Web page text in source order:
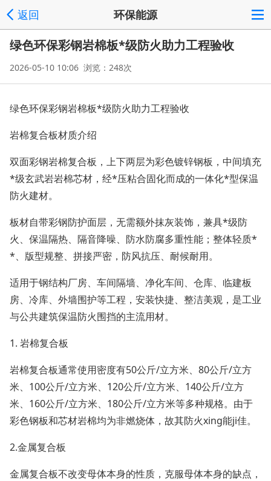
返回 环保能源
绿色环保彩钢岩棉板*级防火助力工程验收
2026-05-10 10:06 浏览：248次
绿色环保彩钢岩棉板*级防火助力工程验收
岩棉复合板材质介绍
双面彩钢岩棉复合板，上下两层为彩色镀锌钢板，中间填充
*级玄武岩岩棉芯材，经*压粘合固化而成的一体化*型保温
防火建材。
板材自带彩钢防护面层，无需额外抹灰装饰，兼具*级防
火、保温隔热、隔音降噪、防水防腐多重性能；整体轻质*
*、版型规整、拼接严密，防风抗压、耐候耐用。
适用于钢结构厂房、车间隔墙、净化车间、仓库、临建板
房、冷库、外墙围护等工程，安装快捷、整洁美观，是工业
与公共建筑保温防火围挡的主流用材。
1. 岩棉复合板
岩棉复合板通常使用密度有50公斤/立方米、80公斤/立方
米、100公斤/立方米、120公斤/立方米、140公斤/立方
米、160公斤/立方米、180公斤/立方米等多种规格。由于
彩色钢板和芯材岩棉均为非燃烧体，故其防火xing能ji佳。
2.金属复合板
金属复合板不改变母体本身的性质，克服母体本身的缺点，